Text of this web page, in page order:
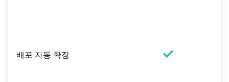
배포 자동 확장